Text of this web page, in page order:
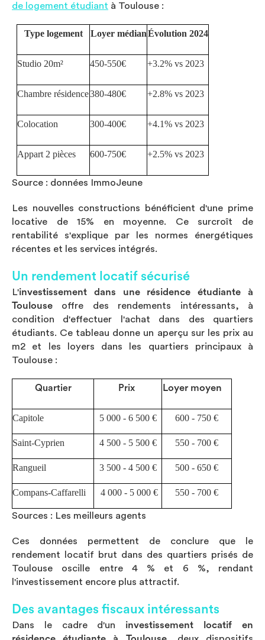
de logement étudiant à Toulouse :
Type logement Loyer médianÉvolution 2024
Studio 20m² 450-550€ +3.2% vs 2023
Chambre résidence380-480€ +2.8% vs 2023
Colocation 300-400€ +4.1% vs 2023
Appart 2 pièces 600-750€ +2.5% vs 2023
Source : données ImmoJeune
Les nouvelles constructions bénéficient d'une prime
locative de 15% en moyenne. Ce surcroît de
rentabilité s'explique par les normes énergétiques
récentes et les services intégrés.
Un rendement locatif sécurisé
L'investissement dans une résidence étudiante à
Toulouse offre des rendements intéressants, à
condition d'effectuer l'achat dans des quartiers
étudiants. Ce tableau donne un aperçu sur les prix au
m2 et les loyers dans les quartiers principaux à
Toulouse :
Quartier Prix Loyer moyen
Capitole 5 000 - 6 500 € 600 - 750 €
Saint-Cyprien 4 500 - 5 500 € 550 - 700 €
Rangueil 3 500 - 4 500 € 500 - 650 €
Compans-Caffarelli 4 000 - 5 000 € 550 - 700 €
Sources : Les meilleurs agents
Ces données permettent de conclure que le
rendement locatif brut dans des quartiers prisés de
Toulouse oscille entre 4 % et 6 %, rendant
l'investissement encore plus attractif.
Des avantages fiscaux intéressants
Dans le cadre d'un investissement locatif en